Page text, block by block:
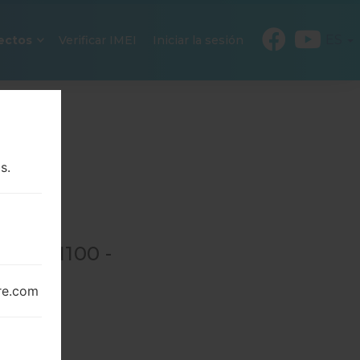
Verificar IMEI Iniciar la sesión
GN100 -